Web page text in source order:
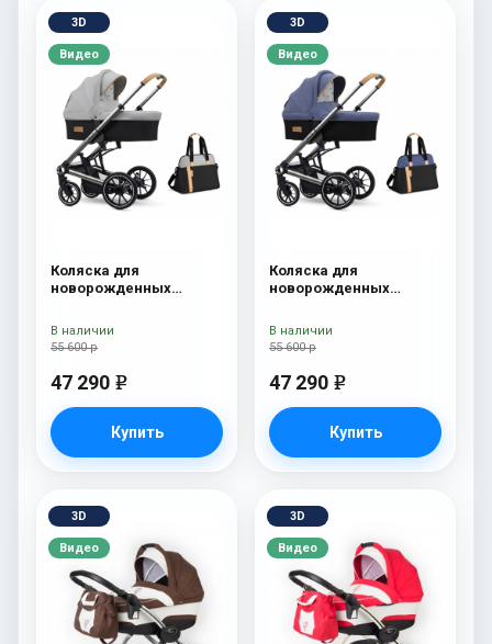
3D
Видео
Коляска для
новорожденных
Grey
55 600 р
47 290 e
Купить
В наличии
3D
Видео
Коляска для
новорожденных
Denim
55 600 р
47 290 e
Купить
В наличии
3D
Видео
3D
Видео